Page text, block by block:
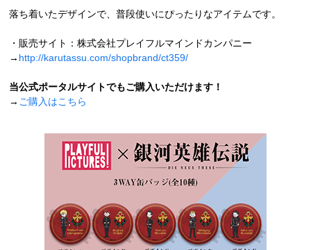
落ち着いたデザインで、普段使いにぴったりなアイテムです。
・販売サイト：株式会社プレイフルマインドカンパニー
→ http://karutassu.com/shopbrand/ct359/
当公式ポータルサイトでもご購入いただけます！
→ ご購入はこちら